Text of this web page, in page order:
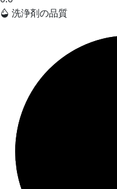
洗浄剤の品質